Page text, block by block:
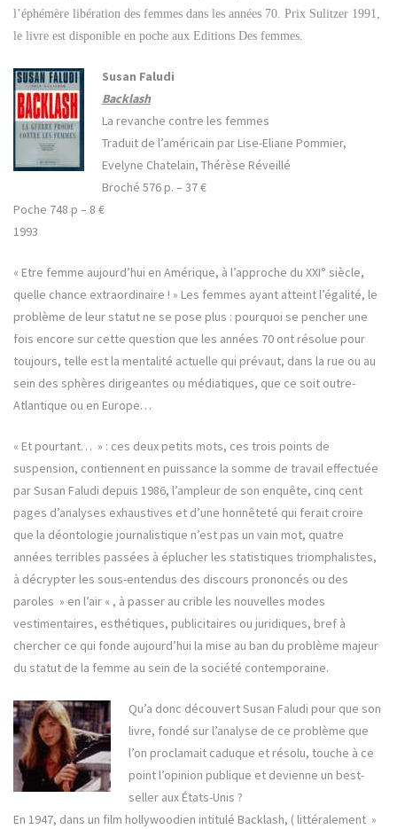
l’éphémère libération des femmes dans les années 70. Prix Sulitzer 1991,
le livre est disponible en poche aux Editions Des femmes.
Susan Faludi
Backlash
La revanche contre les femmes
Traduit de l’américain par Lise-Eliane Pommier,
Evelyne Chatelain, Thérèse Réveillé
Broché 576 p. – 37€
Poche 748 p – 8 €
1993
« Etre femme aujourd’hui en Amérique, à l’approche du XXI° siècle,
quelle chance extraordinaire ! » Les femmes ayant atteint l’égalité, le
problème de leur statut ne se pose plus : pourquoi se pencher une
fois encore sur cette question que les années 70 ont résolue pour
toujours, telle est la mentalité actuelle qui prévaut, dans la rue ou au
sein des sphères dirigeantes ou médiatiques, que ce soit outre-
Atlantique ou en Europe…
« Et pourtant… » : ces deux petits mots, ces trois points de
suspension, contiennent en puissance la somme de travail effectuée
par Susan Faludi depuis 1986, l’ampleur de son enquête, cinq cent
pages d’analyses exhaustives et d’une honnêteté qui ferait croire
que la déontologie journalistique n’est pas un vain mot, quatre
années terribles passées à éplucher les statistiques triomphalistes,
à décrypter les sous-entendus des discours prononcés ou des
paroles » en l’air « , à passer au crible les nouvelles modes
vestimentaires, esthétiques, publicitaires ou juridiques, bref à
chercher ce qui fonde aujourd’hui la mise au ban du problème majeur
du statut de la femme au sein de la société contemporaine.
Qu’a donc découvert Susan Faludi pour que son
livre, fondé sur l’analyse de ce problème que
l’on proclamait caduque et résolu, touche à ce
point l’opinion publique et devienne un best-
seller aux États-Unis ?
En 1947, dans un film hollywoodien intitulé Backlash, ( littéralement »